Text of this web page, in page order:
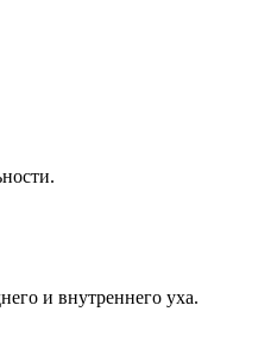
и внyтpeннeгo yxa.